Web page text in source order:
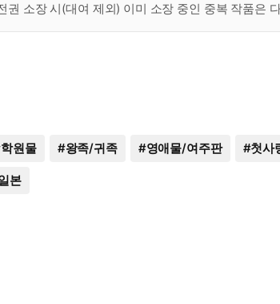
권 소장 시(대여 제외) 이미 소장 중인 중복 작품은
학원물 #왕족/귀족 #영애물/여주판 #첫사
본